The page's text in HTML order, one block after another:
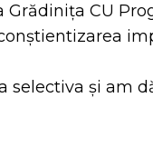
CU
selectiva și am